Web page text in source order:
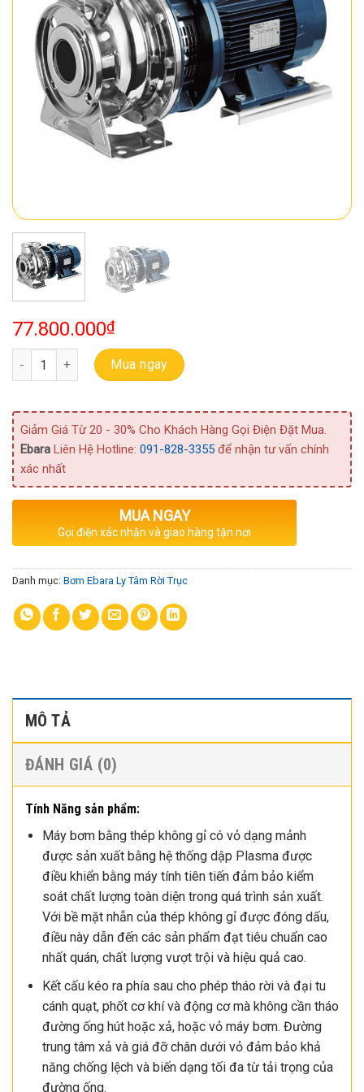
77.800.000₫
Bơm Ebara Buồng Bơm Bằng Inox Model 3M 50-200/15 số lượng
Mua ngay
Giảm Giá Từ 20 - 30% Cho Khách Hàng Gọi Điện Đặt Mua.
Ebara Liên Hệ Hotline: 091-828-3355 để nhận tư vấn chính
xác nhất
MUA NGAY
Gọi điện xác nhận và giao hàng tận nơi
Danh mục: Bơm Ebara Ly Tâm Rời Trục
MÔ TẢ
ĐÁNH GIÁ (0)
Tính Năng sản phẩm:
Máy bơm bằng thép không gỉ có vỏ dạng mảnh
được sản xuất bằng hệ thống dập Plasma được
điều khiển bằng máy tính tiên tiến đảm bảo kiểm
soát chất lượng toàn diện trong quá trình sản xuất.
Với bề mặt nhẵn của thép không gỉ được đóng dấu,
điều này dẫn đến các sản phẩm đạt tiêu chuẩn cao
nhất quán, chất lượng vượt trội và hiệu quả cao.
Kết cấu kéo ra phía sau cho phép tháo rời và đại tu
cánh quạt, phốt cơ khí và động cơ mà không cần tháo
đường ống hút hoặc xả, hoặc vỏ máy bơm. Đường
trung tâm xả và giá đỡ chân dưới vỏ đảm bảo khả
năng chống lệch và biến dạng tối đa từ tải trọng của
đường ống.